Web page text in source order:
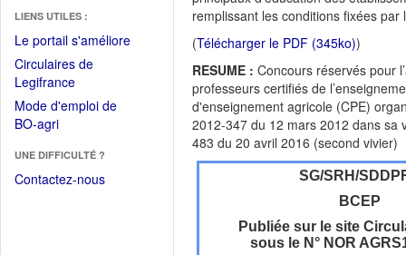
LIENS UTILES :
Le portail s'améliore(Fichier
Circulaires de
Legifrance(Ouvrir
dans
une
fenêtre)
Mode d'emploi de
BO-agri(Ouvrir
une
nouvelle
UNE DIFFICULTÉ ?
Contactez-nous
remplissant les conditions fixées
(Télécharger le PDF (345ko))
RESUME : Concours réservés pour
professeurs certifiés de
d'enseignement agricole (CPE)
2012-347 du 12 mars 2012 dans sa
483 du 20 avril 2016 (second vivier)
SG/SRH/
BCEP
Publiée sur le site
sous le N° NOR